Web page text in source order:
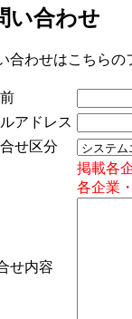
い合わせ
合わせはこちらの
アドレス
せ区分
掲載各
各企業
せ内容